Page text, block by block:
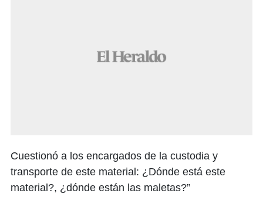
Cuestionó a los encargados de la custodia y
transporte de este material: ¿Dónde está este
material?, ¿dónde están las maletas?”